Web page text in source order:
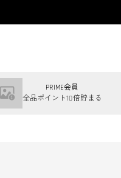
PRIME会員
全品ポイント10倍貯まる